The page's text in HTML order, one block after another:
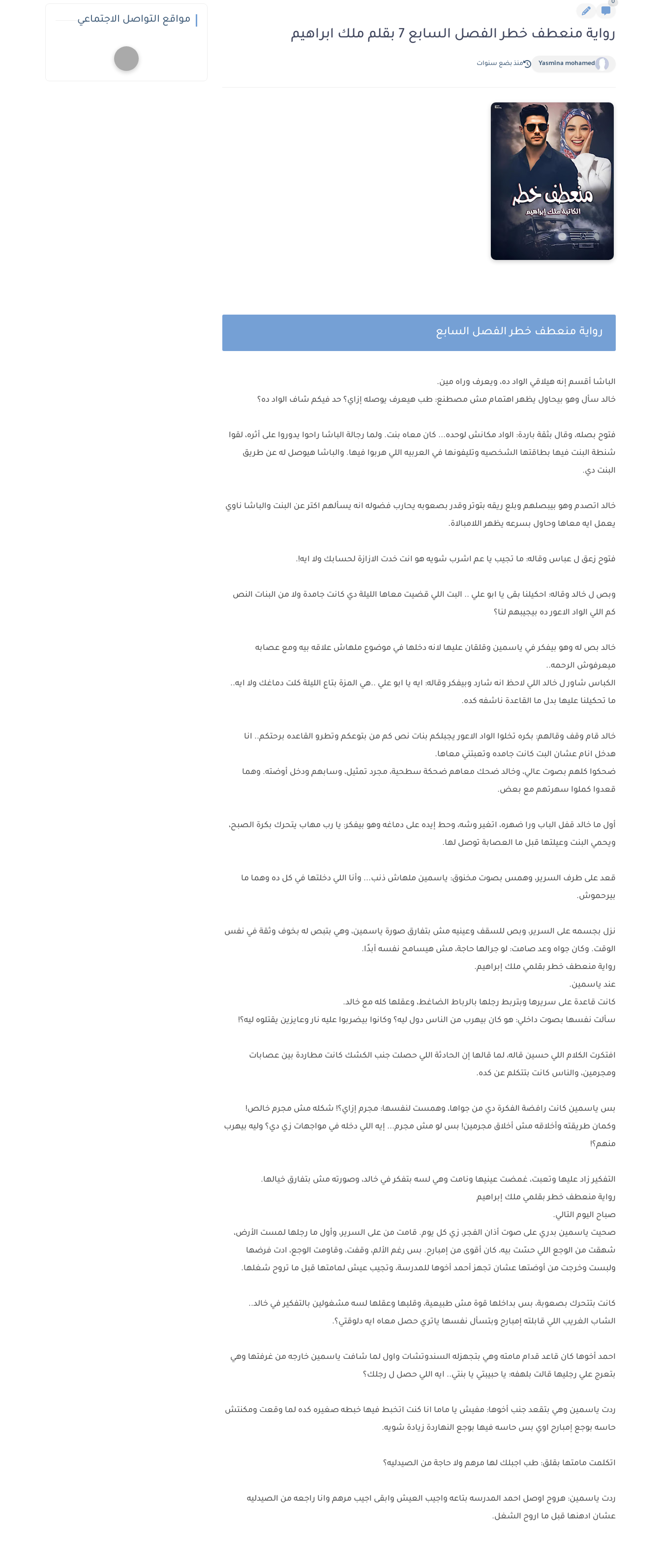
0
رواية منعطف خطر الفصل السابع 7 بقلم ملك ابراهيم
Yasmina mohamed منذ بضع سنوات
رواية منعطف خطر الفصل السابع
الباشا أقسم إنه هيلاقي الواد ده، ويعرف وراه مين.
خالد سأل وهو بيحاول يظهر اهتمام مش مصطنع: طب هيعرف يوصله إزاي؟ حد فيكم شاف الواد ده؟
فتوح بصله، وقال بثقة باردة: الواد مكانش لوحده... كان معاه بنت. ولما رجالة الباشا راحوا يدوروا على أثره، لقوا
شنطة البنت فيها بطاقتها الشخصيه وتليفونها في العربيه اللي هربوا فيها. والباشا هيوصل له عن طريق
البنت دي.
خالد اتصدم وهو بيبصلهم وبلع ريقه بتوتر وقدر بصعوبه يحارب فضوله انه يسألهم اكتر عن البنت والباشا ناوي
يعمل ايه معاها وحاول بسرعه يظهر اللامبالاة.
فتوح زعق ل عباس وقاله: ما تجيب يا عم اشرب شويه هو انت خدت الازازة لحسابك ولا ايه!.
وبص ل خالد وقاله: احكيلنا بقى يا ابو علي .. البت اللي قضيت معاها الليلة دي كانت جامدة ولا من البنات النص
كم اللي الواد الاعور ده بيجيبهم لنا؟
خالد بص له وهو بيفكر في ياسمين وقلقان عليها لانه دخلها في موضوع ملهاش علاقه بيه ومع عصابه
ميعرفوش الرحمه..
الكباس شاور ل خالد اللي لاحظ انه شارد وبيفكر وقاله: ايه يا ابو علي ..هي المزة بتاع الليلة كلت دماغك ولا ايه..
ما تحكيلنا عليها بدل ما القاعدة ناشفه كده.
خالد قام وقف وقالهم: بكره تخلوا الواد الاعور يجبلكم بنات نص كم من بتوعكم وتطرو القاعده برحتكم.. انا
هدخل انام عشان البت كانت جامده وتعبتني معاها.
ضحكوا كلهم بصوت عالي، وخالد ضحك معاهم ضحكة سطحية، مجرد تمثيل، وسابهم ودخل أوضته. وهما
قعدوا كملوا سهرتهم مع بعض.
أول ما خالد قفل الباب ورا ضهره، اتغير وشه، وحط إيده على دماغه وهو بيفكر: يا رب مهاب يتحرك بكرة الصبح،
ويحمي البنت وعيلتها قبل ما العصابة توصل لها.
قعد على طرف السرير، وهمس بصوت مخنوق: ياسمين ملهاش ذنب... وأنا اللي دخلتها في كل ده وهما ما
بيرحموش.
نزل بجسمه على السرير، وبص للسقف وعينيه مش بتفارق صورة ياسمين، وهي بتبص له بخوف وثقة في نفس
الوقت. وكان جواه وعد صامت: لو جرالها حاجة، مش هيسامح نفسه أبدًا.
رواية منعطف خطر بقلمي ملك إبراهيم.
عند ياسمين.
كانت قاعدة على سريرها وبتربط رجلها بالرباط الضاغط، وعقلها كله مع خالد.
سألت نفسها بصوت داخلي: هو كان بيهرب من الناس دول ليه؟ وكانوا بيضربوا عليه نار وعايزين يقتلوه ليه؟!
افتكرت الكلام اللي حسين قاله، لما قالها إن الحادثة اللي حصلت جنب الكشك كانت مطاردة بين عصابات
ومجرمين، والناس كانت بتتكلم عن كده.
بس ياسمين كانت رافضة الفكرة دي من جواها، وهمست لنفسها: مجرم إزاي؟! شكله مش مجرم خالص!
وكمان طريقته وأخلاقه مش أخلاق مجرمين! بس لو مش مجرم... إيه اللي دخله في مواجهات زي دي؟ وليه بيهرب
منهم؟!
التفكير زاد عليها وتعبت، غمضت عينيها ونامت وهي لسه بتفكر في خالد، وصورته مش بتفارق خيالها.
رواية منعطف خطر بقلمي ملك إبراهيم
صباح اليوم التالي.
صحيت ياسمين بدري على صوت أذان الفجر، زي كل يوم. قامت من على السرير، وأول ما رجلها لمست الأرض،
شهقت من الوجع اللي حسّت بيه، كان أقوى من إمبارح. بس رغم الألم، وقفت، وقاومت الوجع، ادت فرضها
ولبست وخرجت من أوضتها عشان تجهز أحمد أخوها للمدرسة، وتجيب عيش لمامتها قبل ما تروح شغلها.
كانت بتتحرك بصعوبة، بس بداخلها قوة مش طبيعية، وقلبها وعقلها لسه مشغولين بالتفكير في خالد..
الشاب الغريب اللي قابلته إمبارح وبتسأل نفسها ياتري حصل معاه ايه دلوقتي؟.
احمد أخوها كان قاعد قدام مامته وهي بتجهزله السندوتشات واول لما شافت ياسمين خارجه من غرفتها وهي
بتعرج علي رجليها قالت بلهفه: يا حبيبتي يا بنتي.. ايه اللي حصل ل رجلك؟
ردت ياسمين وهي بتقعد جنب أخوها: مفيش يا ماما انا كنت اتخبط فيها خبطه صغيره كده لما وقعت ومكنتش
حاسه بوجع إمبارح اوي بس حاسه فيها بوجع النهاردة زيادة شويه.
اتكلمت مامتها بقلق: طب اجبلك لها مرهم ولا حاجة من الصيدليه؟
ردت ياسمين: هروح اوصل احمد المدرسه بتاعه واجيب العيش وابقى اجيب مرهم وانا راجعه من الصيدليه
عشان ادهنها قبل ما اروح الشغل.
مواقع التواصل الاجتماعي